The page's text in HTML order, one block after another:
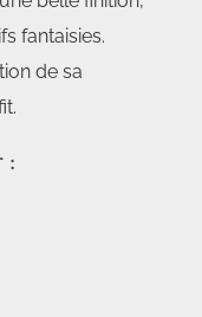
fantaisies.
de sa
: